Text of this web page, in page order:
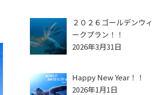
２０２６ゴールデンウィ
ークプラン！！
2026年3月31日
Happy New Year！！
2026年1月1日